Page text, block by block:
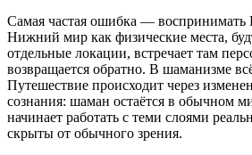
Самая частая ошибка —
Нижний мир как физические места,
отдельные локации, встречает там
возвращается обратно. В шаманизме
Путешествие происходит через
сознания: шаман остаётся в обычном
начинает работать с теми слоями
скрыты от обычного зрения.